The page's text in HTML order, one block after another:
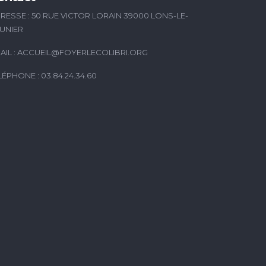
: 50 RUE VICTOR LORAIN 39000 LONS-LE-
: ACCUEIL@FOYERLECOLIBRI.ORG
: 03.84.24.34.60